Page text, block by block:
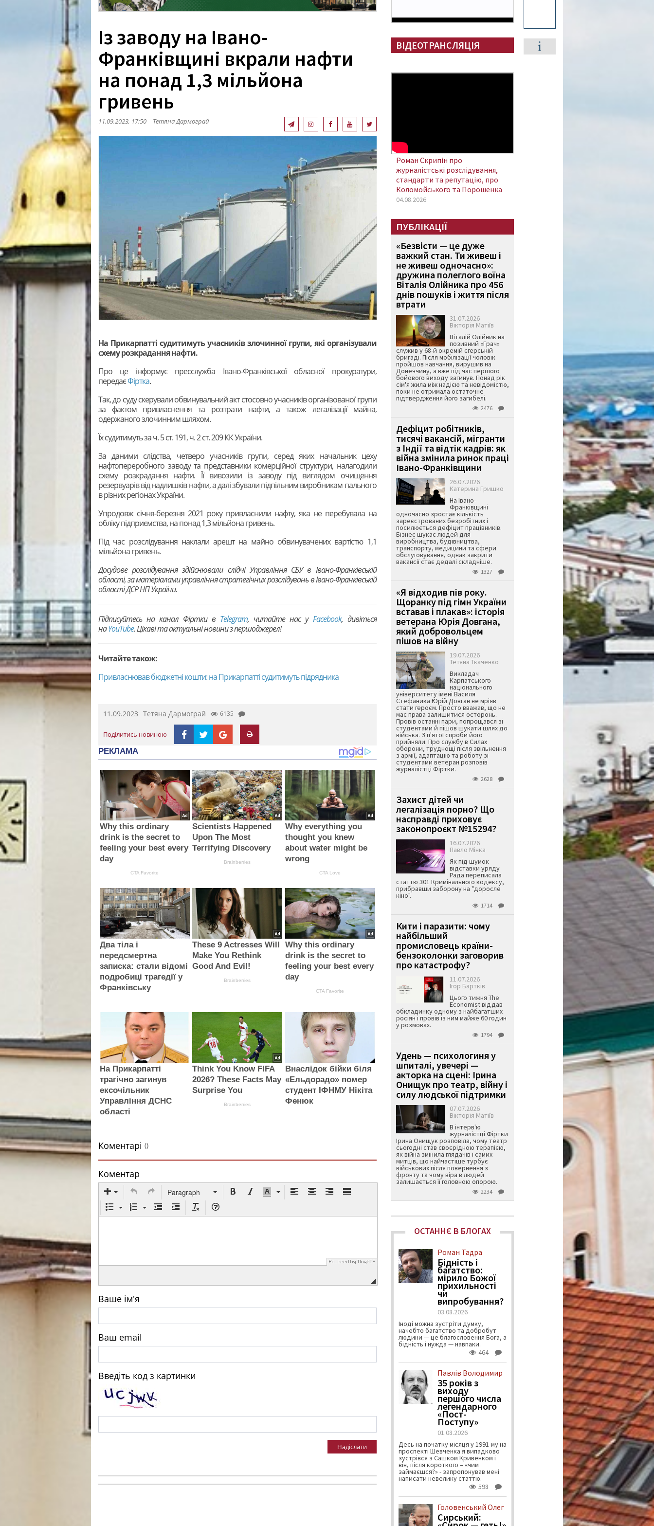
Із заводу на Івано-
Франківщині вкрали нафти
на понад 1,3 мільйона
гривень
11.09.2023, 17:50 Тетяна Дармограй
На Прикарпатті судитимуть учасників злочинної групи, які організували
схему розкрадання нафти.
Про це інформує пресслужба Івано-Франківської обласної прокуратури,
передаєФіртка.
Так, до суду скерували обвинувальний акт стосовно учасників організованої групи
за фактом привласнення та розтрати нафти, а також легалізації майна,
одержаного злочинним шляхом.
Їх судитимуть за ч. 5 ст. 191, ч. 2 ст. 209 КК України.
За даними слідства, четверо учасників групи, серед яких начальник цеху
нафтопереробного заводу та представники комерційної структури, налагодили
схему розкрадання нафти. Її вивозили із заводу під виглядом очищення
резервуарів від надлишків нафти, а далі збували підпільним виробникам пального
в різних регіонах України.
Упродовж січня-березня 2021 року привласнили нафту, яка не перебувала на
обліку підприємства, на понад 1,3 мільйона гривень.
Під час розслідування наклали арешт на майно обвинувачених вартістю 1,1
мільйона гривень.
Досудове розслідування здійснювали слідчі Управління СБУ в Івано-Франківській
області, за матеріалами управління стратегічних розслідувань в Івано-Франківській
області ДСР НП України.
Підписуйтесь на канал Фіртки в Telegram, читайте нас у Facebook, дивіться
наYouTubе. Цікаві та актуальні новини з першоджерел!
Читайте також:
Привласнював бюджетні кошти: на Прикарпатті судитимуть підрядника
11.09.2023 Тетяна Дармограй 6135
Поділитись новиною
РЕКЛАМА
Why this ordinary
drink is the secret to
feeling your best every
day
CTA Favorite
Scientists Happened
Upon The Most
Terrifying Discovery
Brainberries
Why everything you
thought you knew
about water might be
wrong
CTA Love
Два тіла і
передсмертна
записка: стали відомі
подробиці трагедії у
Франківську
These 9 Actresses Will
Make You Rethink
Good And Evil!
Brainberries
Why this ordinary
drink is the secret to
feeling your best every
day
CTA Favorite
На Прикарпатті
трагічно загинув
ексочільник
Управління ДСНС
області
Think You Know FIFA
2026? These Facts May
Surprise You
Brainberries
Внаслідок бійки біля
«Ельдорадо» помер
студент ІФНМУ Нікіта
Фенюк
Коментарі ()
Коментар
Paragraph
Ваше ім'я
Ваш email
Введіть код з картинки
Надіслати
ВІДЕОТРАНСЛЯЦІЯ
Роман Скрипін про
журналістські розслідування,
стандарти та репутацію, про
Коломойського та Порошенка
04.08.2026
ПУБЛІКАЦІЇ
«Безвісти — це дуже
важкий стан. Ти живеш і
не живеш одночасно»:
дружина полеглого воїна
Віталія Олійника про 456
днів пошуків і життя після
втрати
31.07.2026
Вікторія Матіїв
Віталій Олійник на
позивний «Грач»
служив у 68-й окремій єгерській
бригаді. Після мобілізації чоловік
пройшов навчання, вирушив на
Донеччину, а вже під час першого
бойового виходу загинув. Понад рік
сім'я жила між надією та невідомістю,
поки не отримала остаточне
підтвердження його загибелі.
2476
Дефіцит робітників,
тисячі вакансій, мігранти
з Індії та відтік кадрів: як
війна змінила ринок праці
Івано-Франківщини
26.07.2026
Катерина Гришко
На Івано-
Франківщині
одночасно зростає кількість
зареєстрованих безробітних і
посилюється дефіцит працівників.
Бізнес шукає людей для
виробництва, будівництва,
транспорту, медицини та сфери
обслуговування, однак закрити
вакансії стає дедалі складніше.
1327
«Я відходив пів року.
Щоранку під гімн України
вставав і плакав»: історія
ветерана Юрія Довгана,
який добровольцем
пішов на війну
19.07.2026
Тетяна Ткаченко
Викладач
Карпатського
національного
університету імені Василя
Стефаника Юрій Довган не мріяв
стати героєм. Просто вважав, що не
має права залишитися осторонь.
Провів останні пари, попрощався зі
студентами й пішов шукати шлях до
війська. З п'ятої спроби його
прийняли. Про службу в Силах
оборони, труднощі після звільнення
з армії, адаптацію та роботу зі
студентами ветеран розповів
журналістці Фіртки.
2628
Захист дітей чи
легалізація порно? Що
насправді приховує
законопроєкт №15294?
16.07.2026
Павло Мінка
Як під шумок
відставки уряду
Рада переписала
статтю 301 Кримінального кодексу,
прибравши заборону на "доросле
кіно".
1714
Кити і паразити: чому
найбільший
промисловець країни-
бензоколонки заговорив
про катастрофу?
11.07.2026
Ігор Бартків
Цього тижня The
Economist віддав
обкладинку одному з найбагатших
росіян і провів із ним майже 60 годин
у розмовах.
1794
Удень — психологиня у
шпиталі, увечері —
акторка на сцені: Ірина
Онищук про театр, війну і
силу людської підтримки
07.07.2026
Вікторія Матіїв
В інтерв'ю
журналістці Фіртки
Ірина Онищук розповіла, чому театр
сьогодні став своєрідною терапією,
як війна змінила глядачів і самих
митців, що найчастіше турбує
військових після повернення з
фронту та чому віра в людей
залишається її головною опорою.
2234
ОСТАННЄ В БЛОГАХ
Роман Тадра
Бідність і
багатство:
мірило Божої
прихильності
чи
випробування?
03.08.2026
Іноді можна зустріти думку,
начебто багатство та добробут
людини — це благословення Бога, а
бідність і нужда — навпаки.
464
Павлів Володимир
35 років з
виходу
першого числа
легендарного
«Пост-
Поступу»
01.08.2026
Десь на початку місяця у 1991-му на
проспекті Шевченка я випадково
зустрівся з Сашком Кривенком і
він, після короткого – «чим
займаєшся?» - запропонував мені
написати невелику статтю.
598
Головенський Олег
Сирський: